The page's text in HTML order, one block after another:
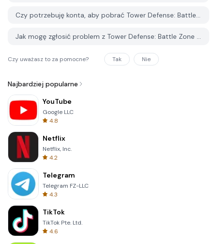
Czy potrzebuję konta, aby pobrać Tower Defense: Battle Zone z PGYER APK HUB?
Jak mogę zgłosić problem z Tower Defense: Battle Zone na PGYER APK HUB?
Czy uważasz to za pomocne? Tak Nie
Najbardziej popularne
YouTube
Google LLC
4.8
Netflix
Netflix, Inc.
4.2
Telegram
Telegram FZ-LLC
4.3
TikTok
TikTok Pte. Ltd.
4.6